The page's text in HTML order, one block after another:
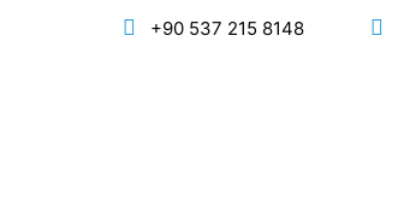
+90 537 215 8148